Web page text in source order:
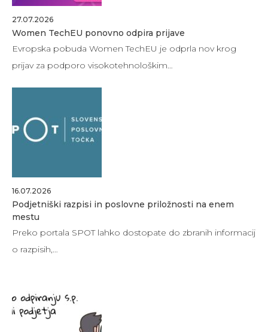
27.07.2026
Women TechEU ponovno odpira prijave
Evropska pobuda Women TechEU je odprla nov krog
prijav za podporo visokotehnološkim…
16.07.2026
Podjetniški razpisi in poslovne priložnosti na enem
mestu
Preko portala SPOT lahko dostopate do zbranih informacij
o razpisih,…